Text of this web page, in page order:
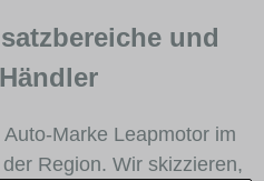
und
Marke Leapmotor im
Region. Wir skizzieren,